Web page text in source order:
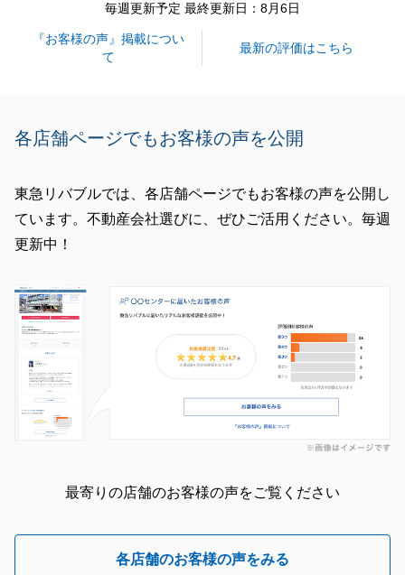
毎週更新予定 最終更新日：8月6日
『お客様の声』掲載につい
て
最新の評価はこちら
各店舗ページでもお客様の声を公開
東急リバブルでは、各店舗ページでもお客様の声を公開し
ています。不動産会社選びに、ぜひご活用ください。毎週
更新中！
最寄りの店舗のお客様の声をご覧ください
各店舗のお客様の声をみる